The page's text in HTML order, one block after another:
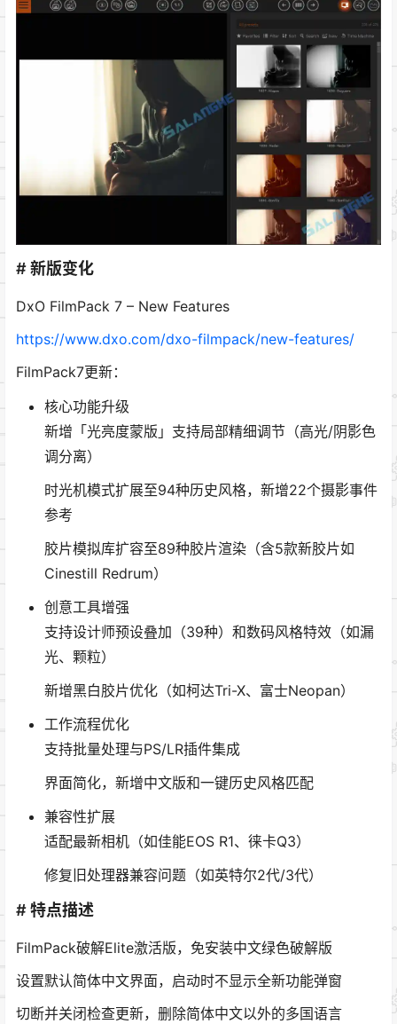
# 新版变化
DxO FilmPack 7 – New Features
https://www.dxo.com/dxo-filmpack/new-features/
FilmPack7更新：
核心功能升级
新增「光亮度蒙版」支持局部精细调节（高光/阴影色
调分离）
时光机模式扩展至94种历史风格，新增22个摄影事件
参考
胶片模拟库扩容至89种胶片渲染（含5款新胶片如
Cinestill Redrum）
创意工具增强
支持设计师预设叠加（39种）和数码风格特效（如漏
光、颗粒）
新增黑白胶片优化（如柯达Tri-X、富士Neopan）
工作流程优化
支持批量处理与PS/LR插件集成
界面简化，新增中文版和一键历史风格匹配
兼容性扩展
适配最新相机（如佳能EOS R1、徕卡Q3）
修复旧处理器兼容问题（如英特尔2代/3代）
# 特点描述
FilmPack破解Elite激活版，免安装中文绿色破解版
设置默认简体中文界面，启动时不显示全新功能弹窗
切断并关闭检查更新，删除简体中文以外的多国语言